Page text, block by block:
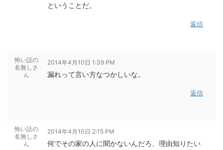
ということだ。
返信
怖い話の
名無しさ
ん
2014年4月10日 1:39 PM
漏れって言い方なつかしいな。
返信
怖い話の
名無しさ
ん
2014年4月10日 2:15 PM
何でその家の人に聞かないんだろ、理由知りたい